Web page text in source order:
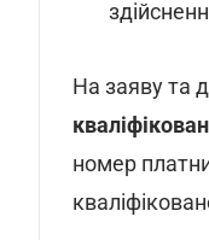
На заяву та
номер